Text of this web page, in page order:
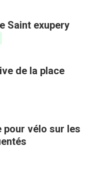
Saint exupery
de la place
pour vélo sur les